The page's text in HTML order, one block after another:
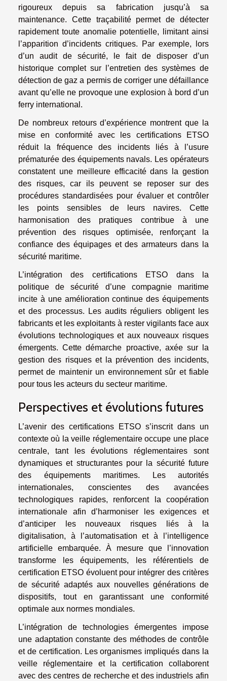
rigoureux depuis sa fabrication jusqu’à sa
maintenance. Cette traçabilité permet de détecter
rapidement toute anomalie potentielle, limitant ainsi
l’apparition d’incidents critiques. Par exemple, lors
d’un audit de sécurité, le fait de disposer d’un
historique complet sur l’entretien des systèmes de
détection de gaz a permis de corriger une défaillance
avant qu’elle ne provoque une explosion à bord d’un
ferry international.
De nombreux retours d’expérience montrent que la
mise en conformité avec les certifications ETSO
réduit la fréquence des incidents liés à l’usure
prématurée des équipements navals. Les opérateurs
constatent une meilleure efficacité dans la gestion
des risques, car ils peuvent se reposer sur des
procédures standardisées pour évaluer et contrôler
les points sensibles de leurs navires. Cette
harmonisation des pratiques contribue à une
prévention des risques optimisée, renforçant la
confiance des équipages et des armateurs dans la
sécurité maritime.
L’intégration des certifications ETSO dans la
politique de sécurité d’une compagnie maritime
incite à une amélioration continue des équipements
et des processus. Les audits réguliers obligent les
fabricants et les exploitants à rester vigilants face aux
évolutions technologiques et aux nouveaux risques
émergents. Cette démarche proactive, axée sur la
gestion des risques et la prévention des incidents,
permet de maintenir un environnement sûr et fiable
pour tous les acteurs du secteur maritime.
Perspectives et évolutions futures
L’avenir des certifications ETSO s’inscrit dans un
contexte où la veille réglementaire occupe une place
centrale, tant les évolutions réglementaires sont
dynamiques et structurantes pour la sécurité future
des équipements maritimes. Les autorités
internationales, conscientes des avancées
technologiques rapides, renforcent la coopération
internationale afin d’harmoniser les exigences et
d’anticiper les nouveaux risques liés à la
digitalisation, à l’automatisation et à l’intelligence
artificielle embarquée. À mesure que l’innovation
transforme les équipements, les référentiels de
certification ETSO évoluent pour intégrer des critères
de sécurité adaptés aux nouvelles générations de
dispositifs, tout en garantissant une conformité
optimale aux normes mondiales.
L’intégration de technologies émergentes impose
une adaptation constante des méthodes de contrôle
et de certification. Les organismes impliqués dans la
veille réglementaire et la certification collaborent
avec des centres de recherche et des industriels afin